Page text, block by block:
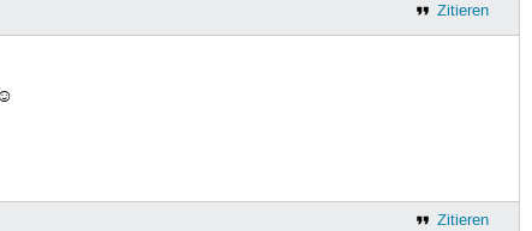
Zitieren
Zitieren